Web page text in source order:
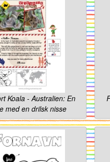
Koala - Australien: En
med en drilsk nisse